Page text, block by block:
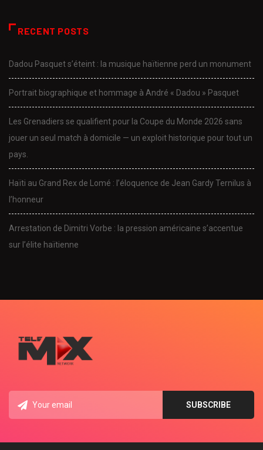
RECENT POSTS
Dadou Pasquet s’éteint : la musique haïtienne perd un monument
Portrait biographique et hommage à André « Dadou » Pasquet
Les Grenadiers se qualifient pour la Coupe du Monde 2026 sans
jouer un seul match à domicile — un exploit historique pour tout un
pays.
Haïti au Grand Rex de Lomé : l’éloquence de Jean Gardy Ternilus à
l’honneur
Arrestation de Dimitri Vorbe : la pression américaine s’accentue
sur l’élite haïtienne